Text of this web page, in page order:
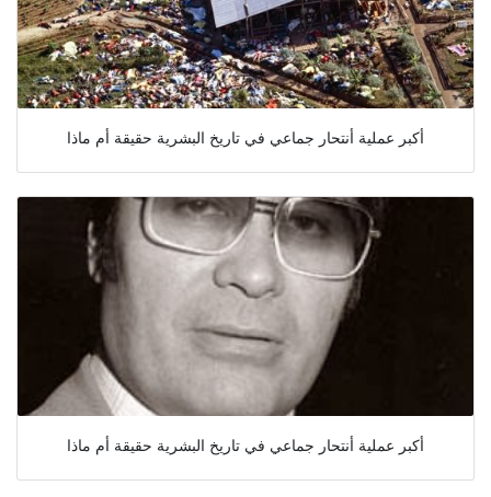
أكبر عملية أنتحار جماعي في تاريخ البشرية حقيقة أم ماذا
أكبر عملية أنتحار جماعي في تاريخ البشرية حقيقة أم ماذا